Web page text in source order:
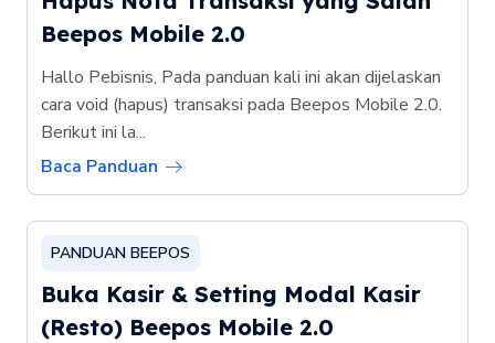
Beepos Mobile 2.0
Hallo Pebisnis, Pada panduan kali ini akan dijelaskan
cara void (hapus) transaksi pada Beepos Mobile 2.0.
Berikut ini la...
Baca Panduan
PANDUAN BEEPOS
Buka Kasir & Setting Modal Kasir
(Resto) Beepos Mobile 2.0